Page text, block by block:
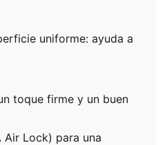
uniforme: ayuda a
toque firme y un buen
Air Lock) para una